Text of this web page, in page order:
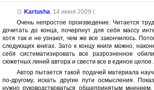
Kartusha, 14 июня 2009 г.
Очень непростое произведение. Читается
дочитать до конца, почерпнут для себя массу
хотя так и не узнают, чем же все закончилось.
следующих книгах. Зато к концу книги можно,
себя систематизировать все разрозненное
сюжетных линий автора и свести все в единое целое.
Автор пытается такой подачей материала
по-другому, искать другие пути осмысления.
нужно руководствоваться общепринятым